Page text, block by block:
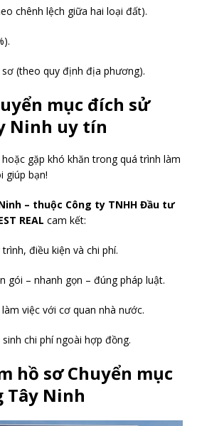
chênh lệch giữa hai loại đất).
(theo quy định địa phương).
mục đích sử
Ninh uy tín
gặp khó khăn trong quá trình làm
giúp bạn!
– thuộc Công ty TNHH Đầu tư
REAL cam kết:
điều kiện và chi phí.
gói – nhanh gọn – đúng pháp luật.
việc với cơ quan nhà nước.
chi phí ngoài hợp đồng.
hồ sơ Chuyển mục
Tây Ninh